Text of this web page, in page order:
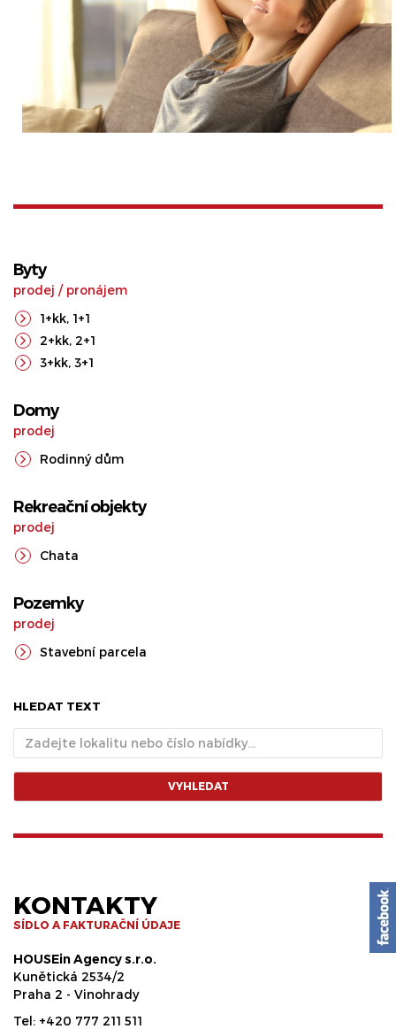
Byty
prodej / pronájem
1+kk, 1+1
2+kk, 2+1
3+kk, 3+1
Domy
prodej
Rodinný dům
Rekreační objekty
prodej
Chata
Pozemky
prodej
Stavební parcela
HLEDAT TEXT
VYHLEDAT
KONTAKTY
SÍDLO A FAKTURAČNÍ ÚDAJE
HOUSEin Agency s.r.o.
Kunětická 2534/2
Praha 2 - Vinohrady
Tel: +420 777 211 511